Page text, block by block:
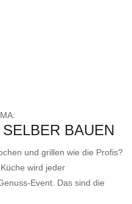
BAUEN
und grillen wie die Profis?
wird jeder
Event. Das sind die